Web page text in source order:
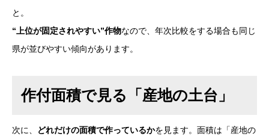
と。
“上位が固定されやすい”作物なので、年次比較をする場合も同じ
県が並びやすい傾向があります。
作付面積で見る「産地の土台」
次に、 どれだけの面積で作っているかを見ます。面積は「産地の